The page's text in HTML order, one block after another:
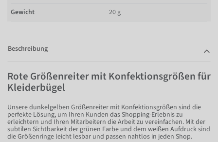
Gewicht
20 g
Beschreibung
Rote Größenreiter mit Konfektionsgrößen für
Kleiderbügel
Unsere dunkelgelben Größenreiter mit Konfektionsgrößen sind die
perfekte Lösung, um Ihren Kunden das Shopping-Erlebnis zu
erleichtern und Ihren Mitarbeitern die Arbeit zu vereinfachen. Mit der
subtilen Sichtbarkeit der grünen Farbe und dem weißen Aufdruck sind
die Größenringe leicht lesbar und passen nahtlos in jeden Shop.